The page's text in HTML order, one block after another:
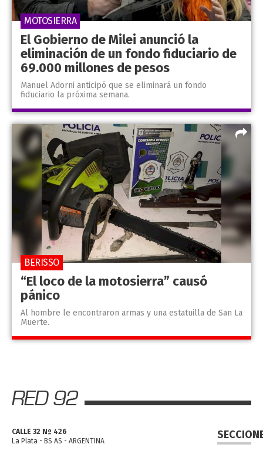
El Gobierno de Milei anunció la
eliminación de un fondo fiduciario de
69.000 millones de pesos
Manuel Adorni anticipó que se eliminará un fondo
fiduciario la próxima semana.
MOTOSIERRA
“El loco de la motosierra” causó
pánico
Al hombre le encontraron armas y una estatuilla de San La
Muerte.
BERISSO
CALLE 32 Nº 426
La Plata - BS AS - ARGENTINA